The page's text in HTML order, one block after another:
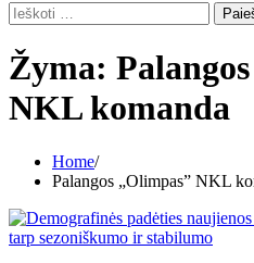
Ieškoti:
Žyma:
NKL komanda
Home
Palangos „Olimpas” NKL